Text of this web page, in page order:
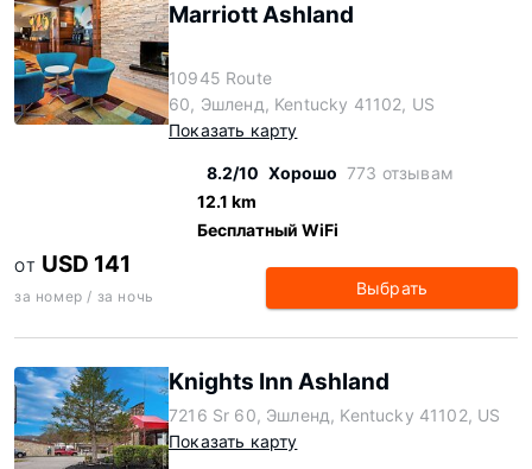
Marriott Ashland
10945 Route
60, Эшленд, Kentucky 41102, US
Показать карту
8.2/10 Хорошо 773 отзывам
12.1 km
Бесплатный WiFi
ОТ USD 141
за номер / за ночь Выбрать
Knights Inn Ashland
7216 Sr 60, Эшленд, Kentucky 41102, US
Показать карту